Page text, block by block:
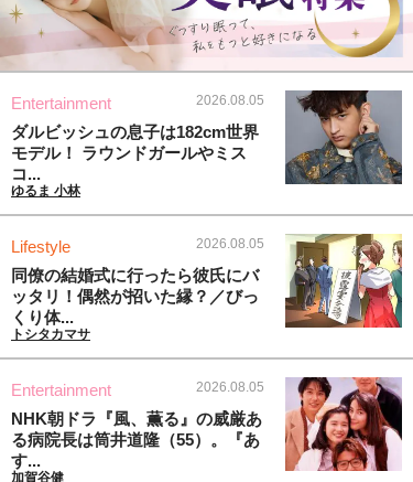
Entertainment 2026.08.05
ダルビッシュの息子は182cm世界
モデル！ ラウンドガールやミス
コ...
ゆるま 小林
Lifestyle 2026.08.05
同僚の結婚式に行ったら彼氏にバ
ッタリ！偶然が招いた縁？／びっ
くり体...
トシタカマサ
Entertainment 2026.08.05
NHK朝ドラ『風、薫る』の威厳あ
る病院長は筒井道隆（55）。『あ
す...
加賀谷健